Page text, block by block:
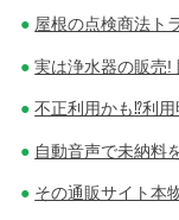
屋根の点検商法ト
実は浄水器の販売!
不正利用かも⁉利
自動音声で未納料
その通販サイト本